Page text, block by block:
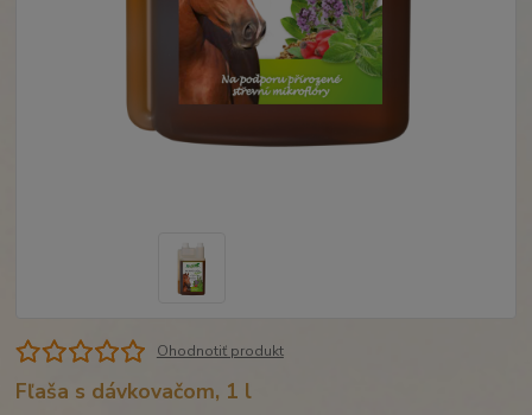
Ohodnotiť produkt
Fľaša s dávkovačom, 1 l